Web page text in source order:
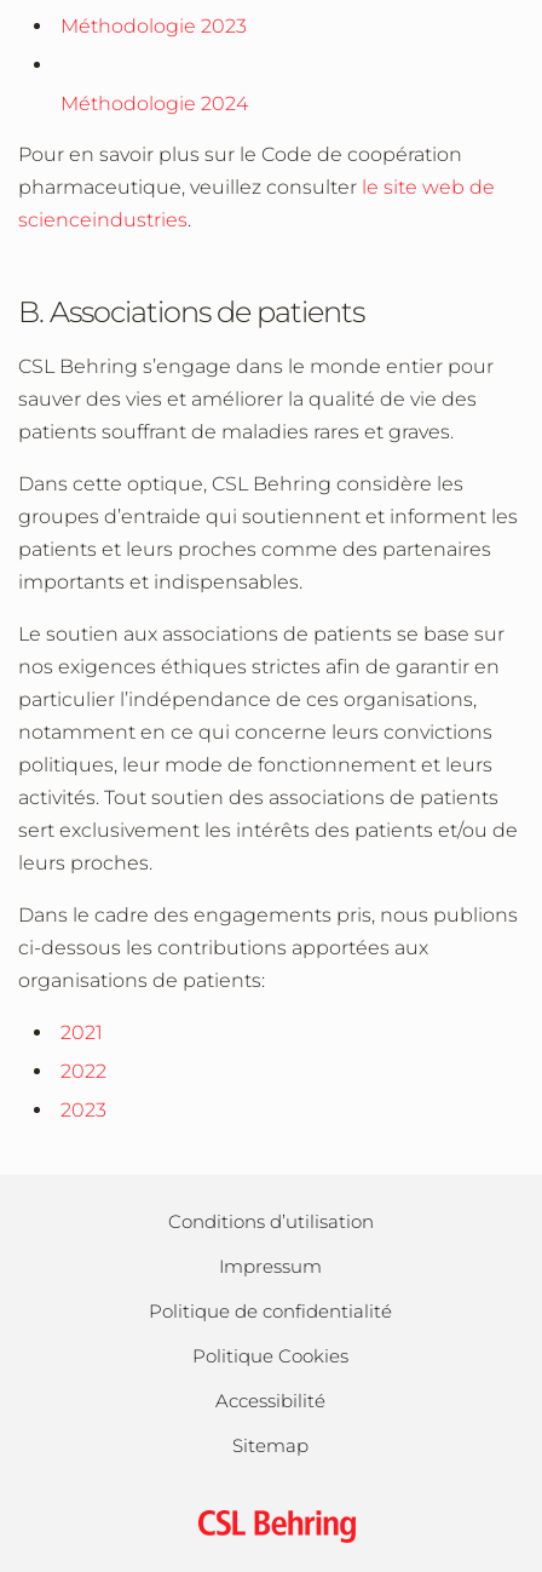
Méthodologie 2023
Méthodologie 2024
Pour en savoir plus sur le Code de coopération
pharmaceutique, veuillez consulter le site web de
scienceindustries.
B. Associations de patients
CSL Behring s’engage dans le monde entier pour
sauver des vies et améliorer la qualité de vie des
patients souffrant de maladies rares et graves.
Dans cette optique, CSL Behring considère les
groupes d’entraide qui soutiennent et informent les
patients et leurs proches comme des partenaires
importants et indispensables.
Le soutien aux associations de patients se base sur
nos exigences éthiques strictes afin de garantir en
particulier l’indépendance de ces organisations,
notamment en ce qui concerne leurs convictions
politiques, leur mode de fonctionnement et leurs
activités. Tout soutien des associations de patients
sert exclusivement les intérêts des patients et/ou de
leurs proches.
Dans le cadre des engagements pris, nous publions
ci-dessous les contributions apportées aux
organisations de patients:
2021
2022
2023
Conditions d’utilisation
Impressum
Politique de confidentialité
Politique Cookies
Accessibilité
Sitemap